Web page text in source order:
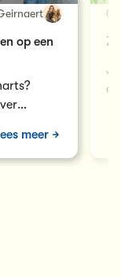
op een
meer